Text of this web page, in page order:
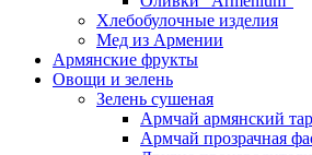
Хлебобулочные изделия
Мед из Армении
Армянские фрукты
Овощи и зелень
Зелень сушеная
Армчай армянский
Армчай прозрачная